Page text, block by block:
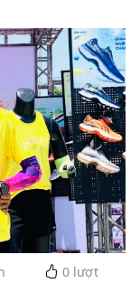
0lượt